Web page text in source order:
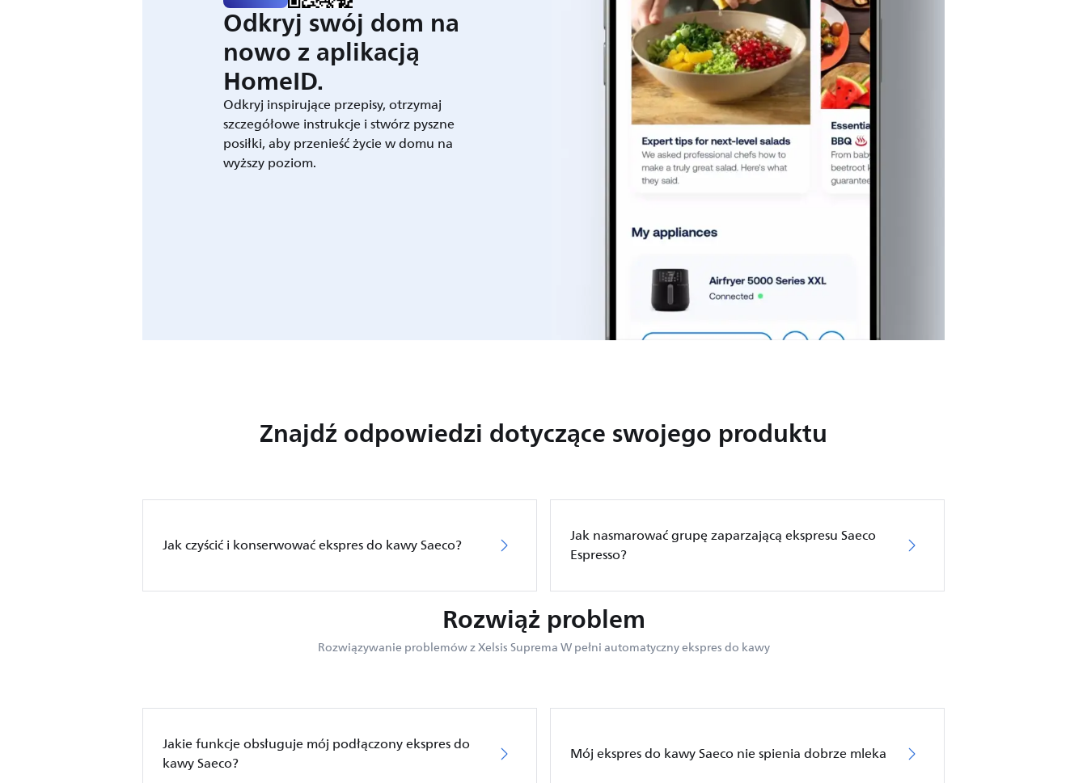
Odkryj swój dom na
nowo z aplikacją
HomeID.
Odkryj inspirujące przepisy, otrzymaj
szczegółowe instrukcje i stwórz pyszne
posiłki, aby przenieść życie w domu na
wyższy poziom.
Znajdź odpowiedzi dotyczące swojego produktu
Jak czyścić i konserwować ekspres do kawy Saeco?
Jak nasmarować grupę zaparzającą ekspresu Saeco
Espresso?
Rozwiąż problem
Rozwiązywanie problemów z Xelsis Suprema W pełni automatyczny ekspres do kawy
Jakie funkcje obsługuje mój podłączony ekspres do
kawy Saeco?
Mój ekspres do kawy Saeco nie spienia dobrze mleka